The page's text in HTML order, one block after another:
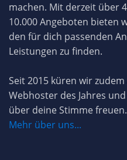
machen. Mit derzeit über
10.000 Angeboten bieten
den für dich passenden
Leistungen zu finden.
Seit 2015 küren wir
Webhoster des Jahres
über deine Stimme freuen.
Mehr über uns...